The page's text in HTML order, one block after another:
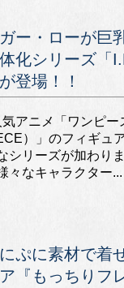
ー・ローが巨
化シリーズ「
登場！！
気アニメ「ワンピー
）」のフィギュ
シリーズが加わり
々なキャラクター...
ぷに素材で着
『もっちりフ